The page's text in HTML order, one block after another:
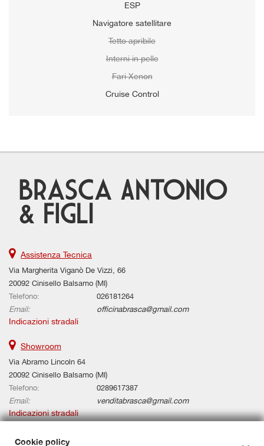
ESP
Navigatore satellitare
Tetto apribile
Interni in pelle
Fari Xenon
Cruise Control
Assistenza Tecnica
Via Margherita Viganò De Vizzi, 66
20092 Cinisello Balsamo (MI)
Telefono:
026181264
Email:
officinabrasca@gmail.com
Indicazioni stradali
Showroom
Via Abramo Lincoln 64
20092 Cinisello Balsamo (MI)
Telefono:
0289617387
Email:
venditabrasca@gmail.com
Indicazioni stradali
Cookie policy